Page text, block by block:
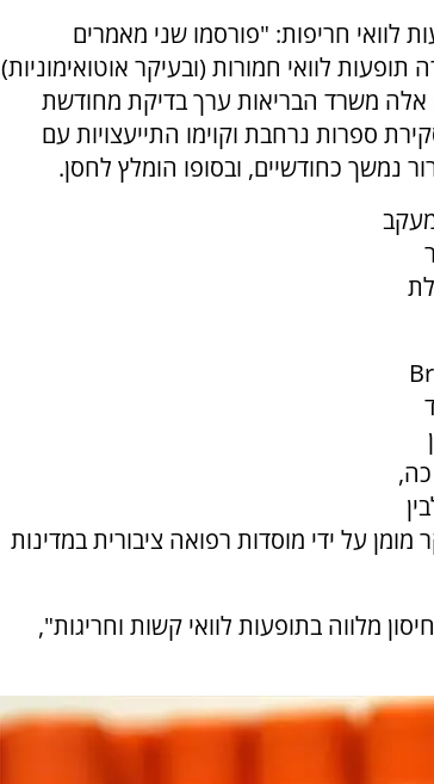
לוואי חריפות: "פורסמו שני מאמרים
לוואי חמורות (ובעיקר אוטואימוניות)
אלה משרד הבריאות ערך בדיקת מחודשת
ספרות נרחבת וקוימו התייעצויות עם
נמשך כחודשיים, ובסופו הומלץ לחסן.
מהן
מומן על ידי מוסדות רפואה ציבורית במדינות
מלווה בתופעות לוואי קשות וחריגות",